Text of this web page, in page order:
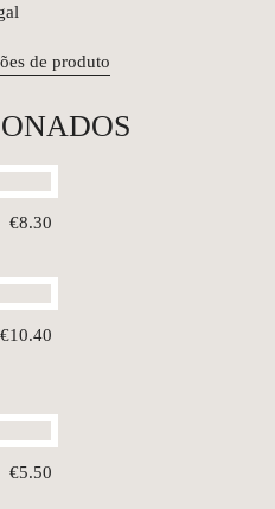
de produto
€8.30
€10.40
€5.50